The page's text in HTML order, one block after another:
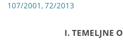
107/2001, 72/2013
I. TEMELJNE